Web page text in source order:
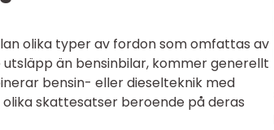
olika typer av fordon som omfattas av
än bensinbilar, kommer generellt
bensin- eller dieselteknik med
skattesatser beroende på deras